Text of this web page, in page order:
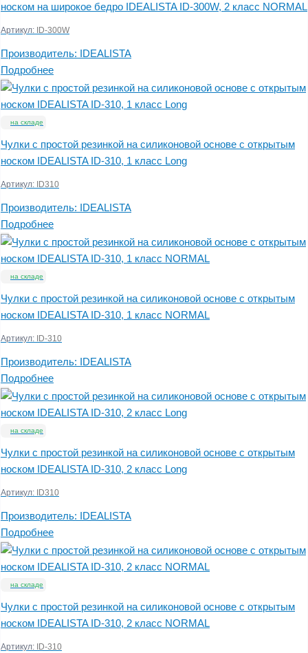
носком на широкое бедро IDEALISTA ID-300W, 2 класс NORMAL
Артикул: ID-300W
Производитель: IDEALISTA
Подробнее
на складе
Чулки с простой резинкой на силиконовой основе с открытым
носком IDEALISTA ID-310, 1 класс Long
Артикул: ID310
Производитель: IDEALISTA
Подробнее
на складе
Чулки с простой резинкой на силиконовой основе с открытым
носком IDEALISTA ID-310, 1 класс NORMAL
Артикул: ID-310
Производитель: IDEALISTA
Подробнее
на складе
Чулки с простой резинкой на силиконовой основе с открытым
носком IDEALISTA ID-310, 2 класс Long
Артикул: ID310
Производитель: IDEALISTA
Подробнее
на складе
Чулки с простой резинкой на силиконовой основе с открытым
носком IDEALISTA ID-310, 2 класс NORMAL
Артикул: ID-310